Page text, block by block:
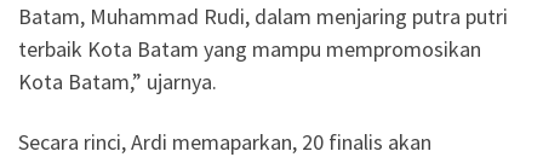
Batam, Muhammad Rudi, dalam menjaring putra putri
terbaik Kota Batam yang mampu mempromosikan
Kota Batam,” ujarnya.
Secara rinci, Ardi memaparkan, 20 finalis akan